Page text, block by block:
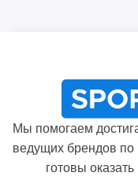
Мы помогаем
ведущих брендов по
готовы